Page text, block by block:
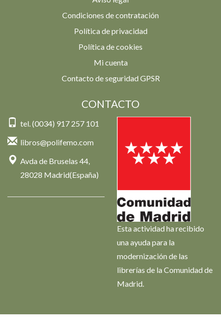
Condiciones de contratación
Política de privacidad
Política de cookies
Mi cuenta
Contacto de seguridad GPSR
CONTACTO
tel. (0034) 917 257 101
libros@polifemo.com
Avda de Bruselas 44,
28028 Madrid(España)
Esta actividad ha recibido
una ayuda para la
modernización de las
librerías de la Comunidad de
Madrid.